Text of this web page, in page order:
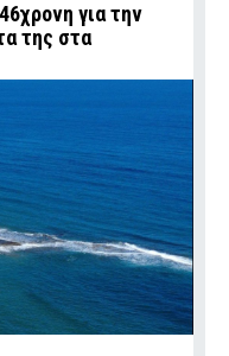
για την
της στα